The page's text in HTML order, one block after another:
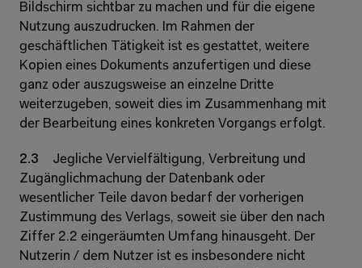
Bildschirm sichtbar zu machen und für die eigene
Nutzung auszudrucken. Im Rahmen der
geschäftlichen Tätigkeit ist es gestattet, weitere
Kopien eines Dokuments anzufertigen und diese
ganz oder auszugsweise an einzelne Dritte
weiterzugeben, soweit dies im Zusammenhang mit
der Bearbeitung eines konkreten Vorgangs erfolgt.
2.3 Jegliche Vervielfältigung, Verbreitung und
Zugänglichmachung der Datenbank oder
wesentlicher Teile davon bedarf der vorherigen
Zustimmung des Verlags, soweit sie über den nach
Ziffer 2.2 eingeräumten Umfang hinausgeht. Der
Nutzerin / dem Nutzer ist es insbesondere nicht